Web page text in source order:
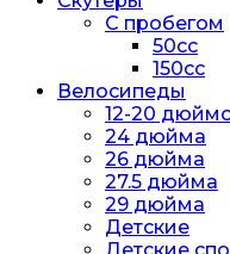
С пробегом
50cc
150cc
Велосипеды
12-20
24 дюйма
26 дюйма
27.5 дюйма
29 дюйма
Детские